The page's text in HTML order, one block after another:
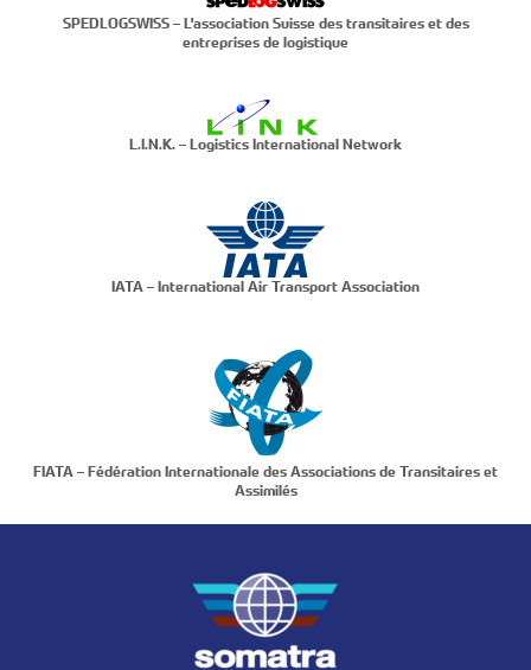
SPEDLOGSWISS – L'association Suisse des transitaires et des
entreprises de logistique
L.I.N.K. – Logistics International Network
IATA – International Air Transport Association
FIATA – Fédération Internationale des Associations de Transitaires et
Assimilés